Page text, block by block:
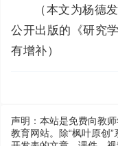
（本文为杨德
公开出版的《研究
有增补）
声明：本站是免费向教
教育网站。除“枫叶原创